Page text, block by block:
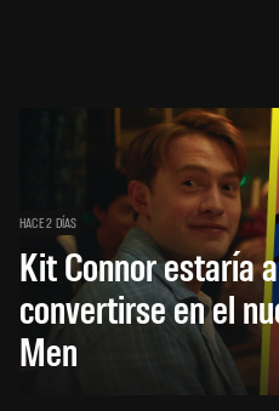
HACE 2 DÍAS
Kit Connor estaría
convertirse en el
Men